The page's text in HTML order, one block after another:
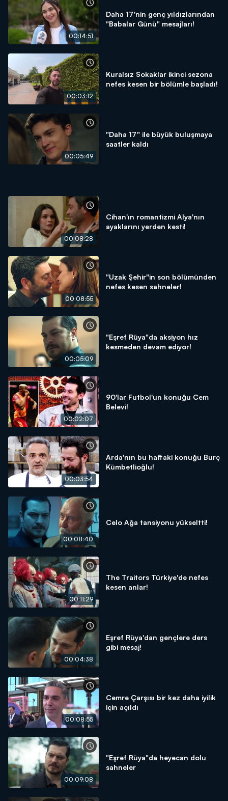
00:14:51
Daha 17'nin genç yıldızlarından
"Babalar Günü" mesajları!
00:03:12
Kuralsız Sokaklar ikinci sezona
nefes kesen bir bölümle başladı!
00:05:49
"Daha 17" ile büyük buluşmaya
saatler kaldı
00:08:28
Cihan'ın romantizmi Alya'nın
ayaklarını yerden kesti!
00:08:55
"Uzak Şehir"in son bölümünden
nefes kesen sahneler!
00:05:09
"Eşref Rüya"da aksiyon hız
kesmeden devam ediyor!
00:02:07
90'lar Futbol'un konuğu Cem
Belevi!
00:03:54
Arda'nın bu haftaki konuğu Burç
Kümbetlioğlu!
00:08:40
Celo Ağa tansiyonu yükseltti!
00:11:29
The Traitors Türkiye'de nefes
kesen anlar!
00:04:38
Eşref Rüya'dan gençlere ders
gibi mesaj!
00:08:55
Cemre Çarşısı bir kez daha iyilik
için açıldı
00:09:08
"Eşref Rüya"da heyecan dolu
sahneler